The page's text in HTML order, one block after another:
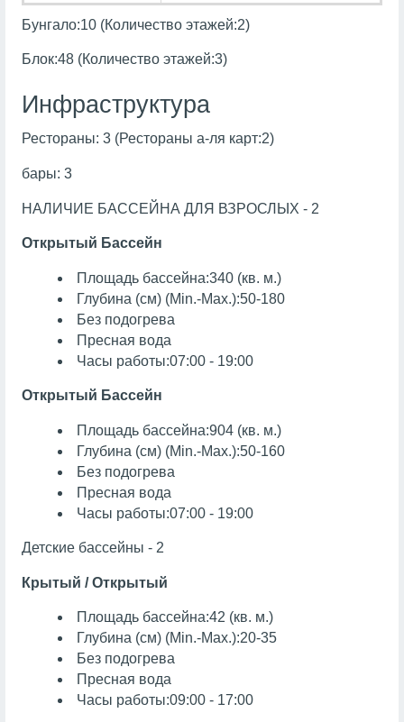
Бунгало:10 (Количество этажей:2)
Блок:48 (Количество этажей:3)
Инфраструктура
Рестораны: 3 (Рестораны а-ля карт:2)
бары: 3
НАЛИЧИЕ БАССЕЙНА ДЛЯ ВЗРОСЛЫХ - 2
Открытый Бассейн
Площадь бассейна:340 (кв. м.)
Глубина (см) (Min.-Max.):50-180
Без подогрева
Пресная вода
Часы работы:07:00 - 19:00
Открытый Бассейн
Площадь бассейна:904 (кв. м.)
Глубина (см) (Min.-Max.):50-160
Без подогрева
Пресная вода
Часы работы:07:00 - 19:00
Детские бассейны - 2
Крытый / Открытый
Площадь бассейна:42 (кв. м.)
Глубина (см) (Min.-Max.):20-35
Без подогрева
Пресная вода
Часы работы:09:00 - 17:00